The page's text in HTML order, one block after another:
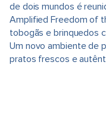
de dois mundos é
Amplified Freedom of
tobogãs e brinquedos
Um novo ambiente de
pratos frescos e